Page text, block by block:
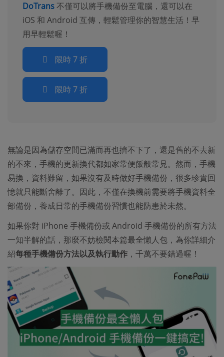
DoTrans不僅可以將手機備份至電腦，還可以在
iOS 和 Android 互傳，輕鬆管理你的智慧生活！早
用早輕鬆喔！
限時 7 折
限時 7 折
無論是因為儲存空間已滿而再也擠不下了，還是舊的不去新
的不來，手機的更新換代都如家常便飯般常見。然而，手機
易換，資料難留，如果沒有及時做好手機備份，很多珍貴回
憶就只能斷舍離了。因此，不僅在換機前需要將手機資料全
部備份，養成日常的手機備份習慣也能防患於未然。
如果你對 iPhone 手機備份或 Android 手機備份的所有方法
一知半解的話，那麼不妨檢閱本篇最全懶人包，為你詳細介
紹每種手機備份方法以及執行動作 ，千萬不要錯過喔！